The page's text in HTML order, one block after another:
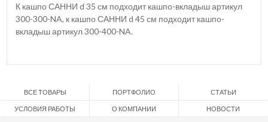
К кашпо САННИ d 35 см подходит кашпо-вкладыш артикул
300-300-NA, к кашпо САННИ d 45 см подходит кашпо-
вкладыш артикул 300-400-NA.
ВСЕ ТОВАРЫ ПОРТФОЛИО СТАТЬИ
УСЛОВИЯ РАБОТЫ О КОМПАНИИ НОВОСТИ